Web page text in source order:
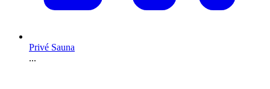
Privé Sauna
...